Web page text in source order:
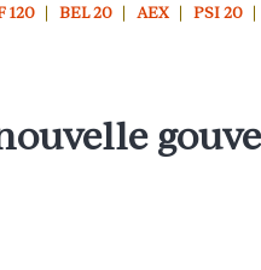
120 BEL 20 AEX PSI 20